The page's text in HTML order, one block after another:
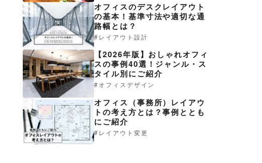
オフィスのデスクレイアウト
の基本！基準寸法や適切な通
路幅とは？
レイアウト設計
【2026年版】おしゃれオフィ
スの事例40選！ジャンル・ス
タイル別にご紹介
オフィスデザイン
オフィス（事務所）レイアウ
トの考え方とは？事例ととも
にご紹介
レイアウト変更